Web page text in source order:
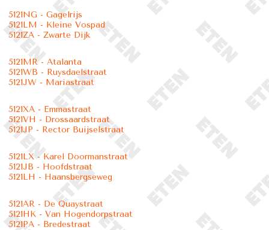
5121NG - Gagelrijs
5121LM - Kleine Vospad
5121ZA - Zwarte Dijk
5121MR - Atalanta
5121WB - Ruysdaelstraat
5121JW - Mariastraat
5121XA - Emmastraat
5121VH - Drossaardstraat
5121JP - Rector Buijselstraat
5121LX - Karel Doormanstraat
5121JB - Hoofdstraat
5121LH - Haansbergseweg
5121AR - De Quaystraat
5121HK - Van Hogendorpstraat
5121PA - Bredestraat